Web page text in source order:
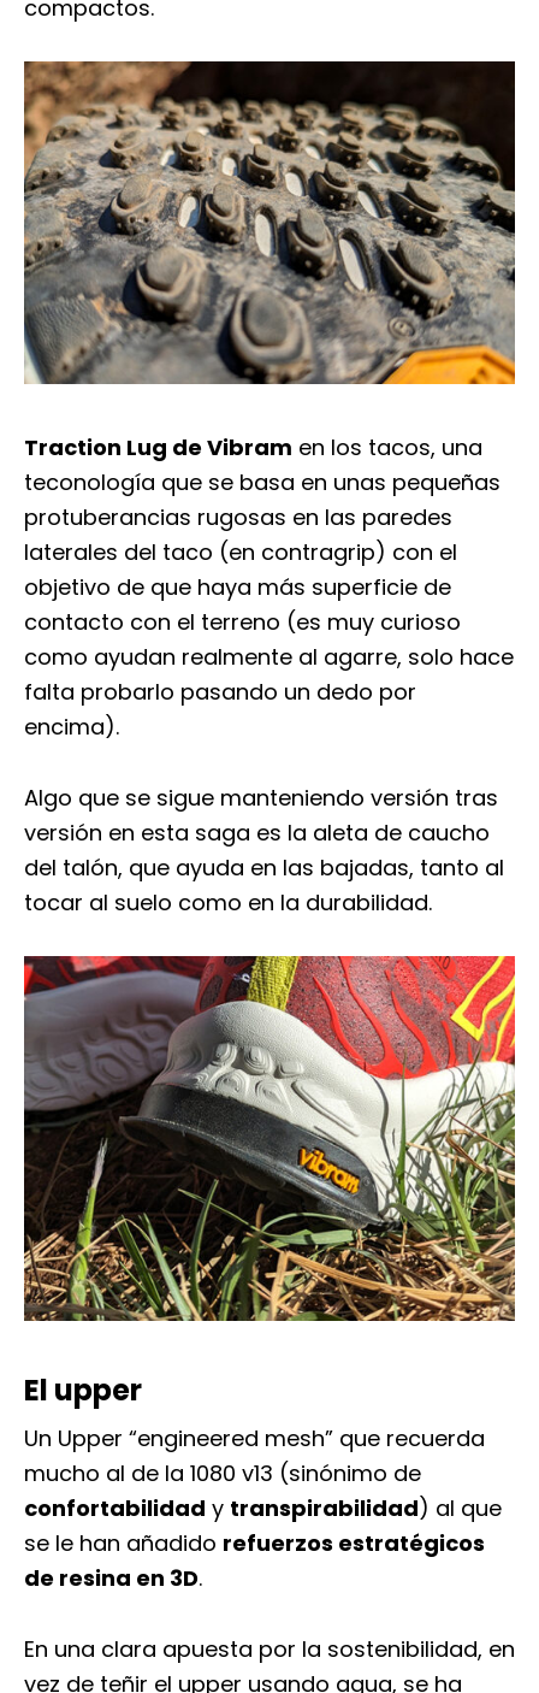
compactos.
Traction Lug de Vibram en los tacos, una
teconología que se basa en unas pequeñas
protuberancias rugosas en las paredes
laterales del taco (en contragrip) con el
objetivo de que haya más superficie de
contacto con el terreno (es muy curioso
como ayudan realmente al agarre, solo hace
falta probarlo pasando un dedo por
encima).
Algo que se sigue manteniendo versión tras
versión en esta saga es la aleta de caucho
del talón, que ayuda en las bajadas, tanto al
tocar al suelo como en la durabilidad.
El upper
Un Upper “engineered mesh” que recuerda
mucho al de la 1080 v13 (sinónimo de
confortabilidad y transpirabilidad) al que
se le han añadido refuerzos estratégicos
de resina en 3D.
En una clara apuesta por la sostenibilidad, en
vez de teñir el upper usando agua, se ha